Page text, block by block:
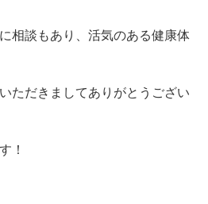
相談もあり、活気のある健康体
ただきましてありがとうござい
！